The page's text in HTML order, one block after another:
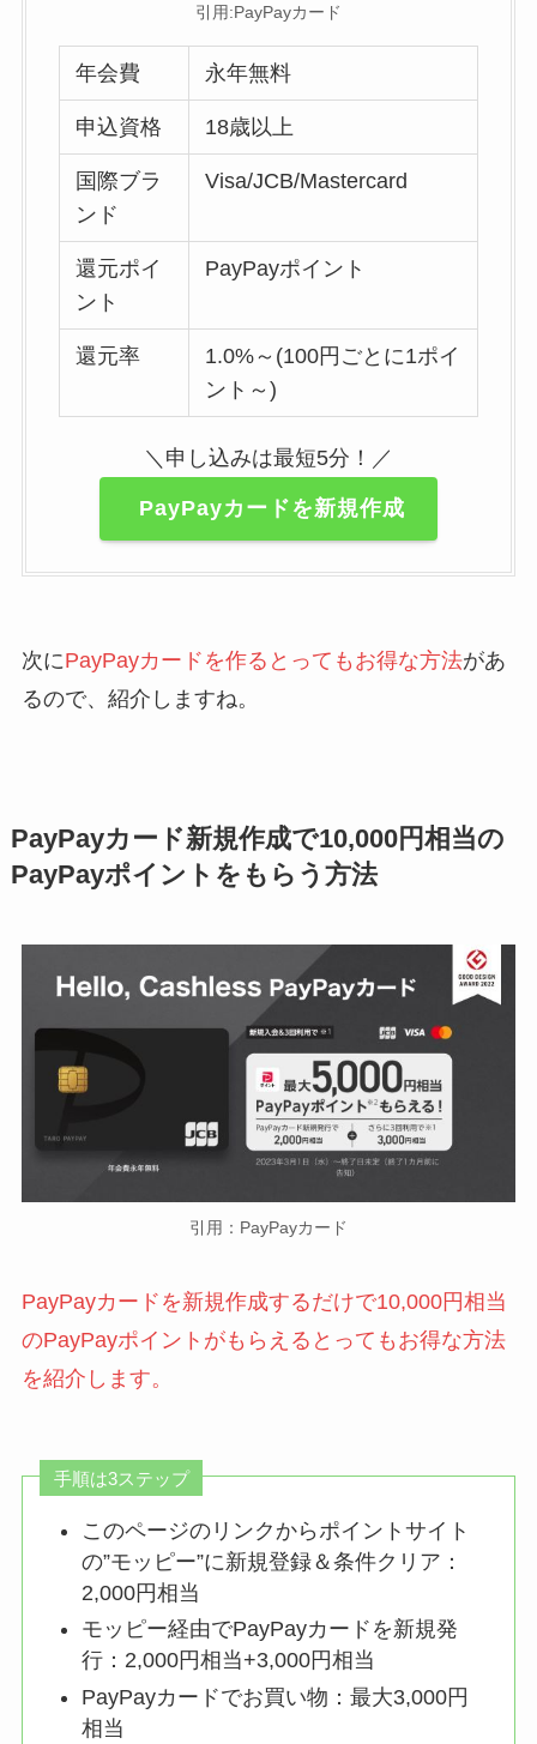
引用:PayPayカード
年会費 永年無料
申込資格 18歳以上
国際ブラ
ンド
Visa/JCB/Mastercard
還元ポイ
ント
PayPayポイント
還元率
1.0%～(100円ごとに1ポイ
ント～)
＼申し込みは最短5分！／
PayPayカードを新規作成
次にPayPayカードを作るとってもお得な方法があ
るので、紹介しますね。
PayPayカード新規作成で10,000円相当の
PayPayポイントをもらう方法
引用：PayPayカード
PayPayカードを新規作成するだけで10,000円相当
のPayPayポイントがもらえるとってもお得な方法
を紹介します。
手順は3ステップ
このページのリンクからポイントサイト
の”モッピー”に新規登録＆条件クリア：
2,000円相当
モッピー経由でPayPayカードを新規発
行：2,000円相当+3,000円相当
PayPayカードでお買い物：最大3,000円
相当